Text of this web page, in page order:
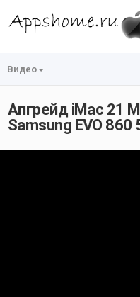
Видео
Апгрейд iMac 21
Samsung EVO 860